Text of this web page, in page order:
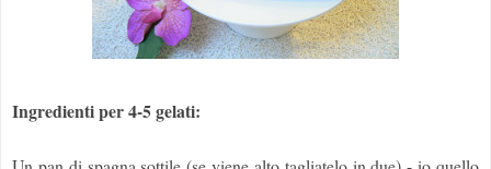
Ingredienti per 4-5 gelati: